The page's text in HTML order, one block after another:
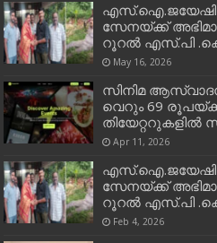
സേനയ്ക്ക്
റൂറൽ എസ്.പി
May 16, 2026
സിനിമ
വെറും 69
തിയേറ്ററുകളിൽ
Apr 11, 2026
സേനയ്ക്ക്
റൂറൽ എസ്.പി
Feb 4, 2026